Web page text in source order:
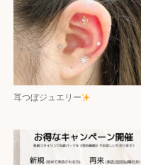
耳つぼジュエリー